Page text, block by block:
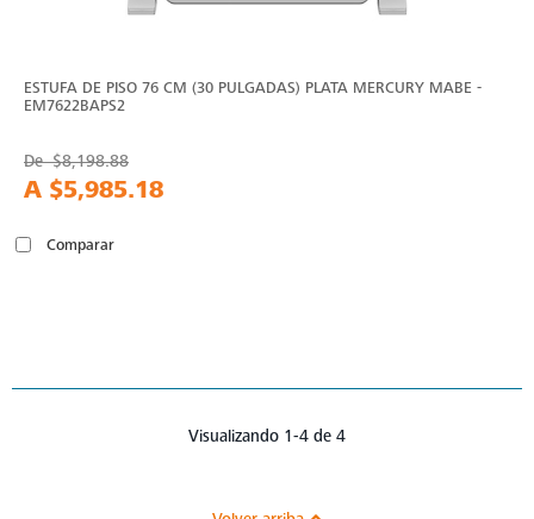
ESTUFA DE PISO 76 CM (30 PULGADAS) PLATA MERCURY MABE -
EM7622BAPS2
De$8,198.88
A $5,985.18
Comparar
Visualizando 1-4 de 4